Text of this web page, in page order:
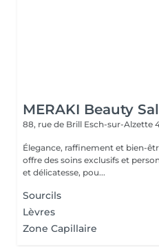
MERAKI Beauty
88, rue de Brill Esch-sur-Alzette
Élegance, raffinement et bien-
offre des soins exclusifs et
et délicatesse, pou...
Sourcils
Lèvres
Zone Capillaire